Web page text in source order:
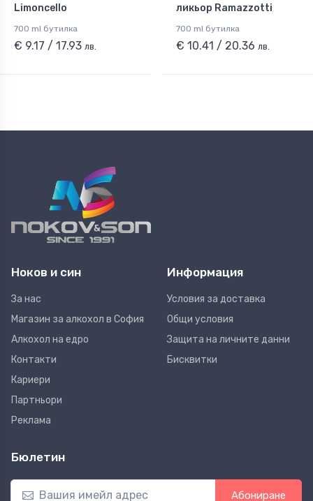
Limoncello
700 ml бутилка
€ 9.17 / 17.93 лв.
ликьор Ramazzotti
700 ml бутилка
€ 10.41 / 20.36 лв.
Ноков и син
За нас
Магазин за алкохол в София
Алкохол на едро
Контакти
Кариери
Партньори
Реклама
Информация
Условия за доставка
Общи условия
Защита на личните данни
Бисквитки
Бюлетин
Абониране